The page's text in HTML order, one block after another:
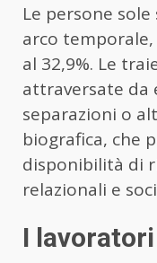
Le persone
arco temporale,
al 32,9%. Le
attraversate da
separazioni o
biografica, che
disponibilità di
relazionali e
I